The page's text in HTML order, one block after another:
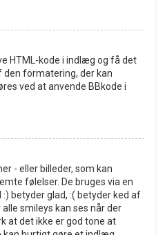
HTML-kode i indlæg og få det
den formatering, der kan
ved at anvende BBkode i
- eller billeder, som kan
følelser. De bruges via en
betyder glad, :( betyder ked af
smileys kan ses når der
at det ikke er god tone at